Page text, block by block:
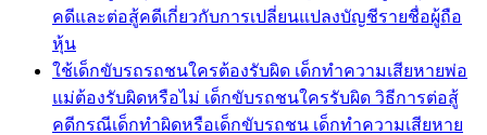
คดีและต่อสู้คดีเกี่ยวกับการเปลี่ยนแปลงบัญชีรายชื่อผู้ถือ
หุ้น
ใช้เด็กขับรถรถชนใครต้องรับผิด เด็กทำความเสียหายพ่อ
แม่ต้องรับผิดหรือไม่ เด็กขับรถชนใครรับผิด วิธีการต่อสู้
คดีกรณีเด็กทำผิดหรือเด็กขับรถชน เด็กทำความเสียหาย